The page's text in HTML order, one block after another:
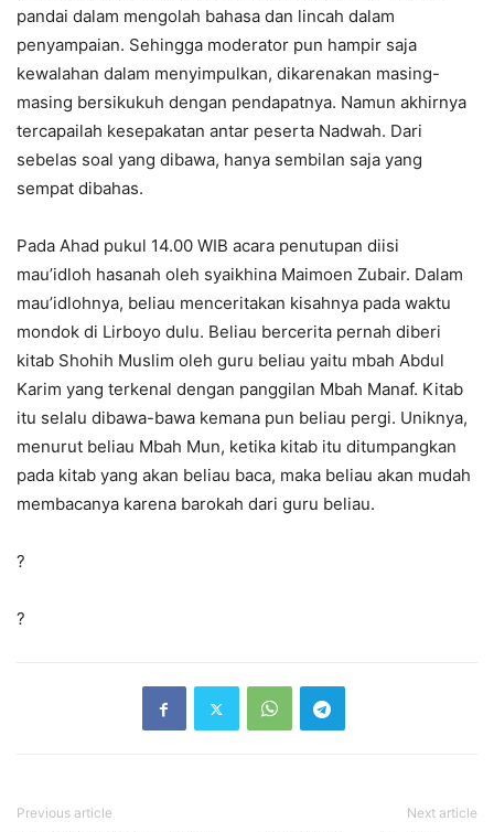
pandai dalam mengolah bahasa dan lincah dalam
penyampaian. Sehingga moderator pun hampir saja
kewalahan dalam menyimpulkan, dikarenakan masing-
masing bersikukuh dengan pendapatnya. Namun akhirnya
tercapailah kesepakatan antar peserta Nadwah. Dari
sebelas soal yang dibawa, hanya sembilan saja yang
sempat dibahas.
Pada Ahad pukul 14.00 WIB acara penutupan diisi
mau’idloh hasanah oleh syaikhina Maimoen Zubair. Dalam
mau’idlohnya, beliau menceritakan kisahnya pada waktu
mondok di Lirboyo dulu. Beliau bercerita pernah diberi
kitab Shohih Muslim oleh guru beliau yaitu mbah Abdul
Karim yang terkenal dengan panggilan Mbah Manaf. Kitab
itu selalu dibawa-bawa kemana pun beliau pergi. Uniknya,
menurut beliau Mbah Mun, ketika kitab itu ditumpangkan
pada kitab yang akan beliau baca, maka beliau akan mudah
membacanya karena barokah dari guru beliau.
?
?
Previous article Next article